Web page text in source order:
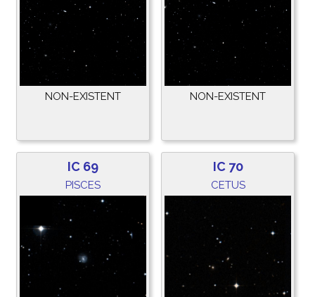
NON-EXISTENT NON-EXISTENT
IC 69
PISCES
IC 70
CETUS